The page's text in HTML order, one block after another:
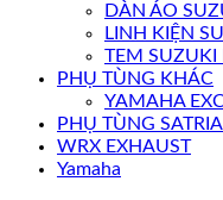
DÀN ÁO
LINH KIỆN
TEM SUZUKI
PHỤ TÙNG KHÁC
YAMAHA
PHỤ TÙNG
WRX EXHAUST
Yamaha